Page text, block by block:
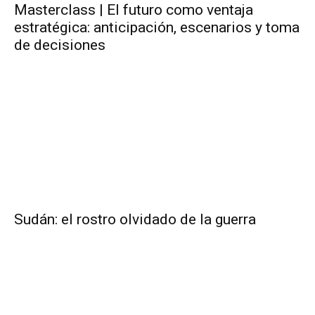
Masterclass | El futuro como ventaja
estratégica: anticipación, escenarios y toma
de decisiones
Sudán: el rostro olvidado de la guerra